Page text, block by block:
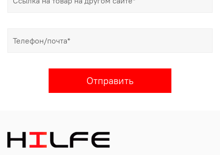
Отправить